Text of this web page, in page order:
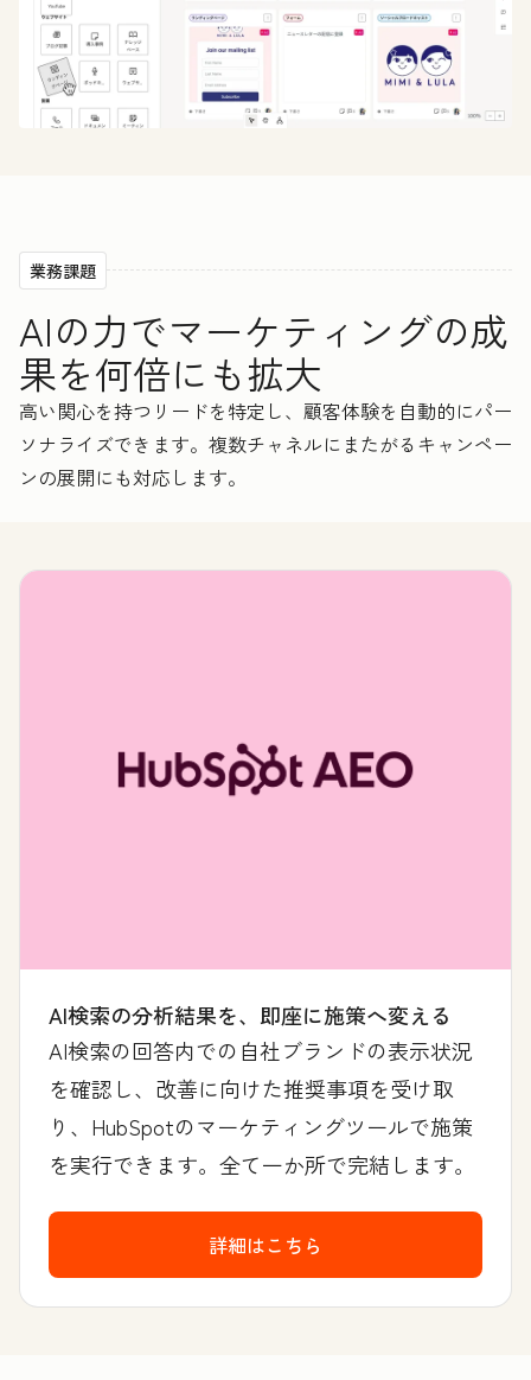
業務課題
AIの力でマーケティングの成
果を何倍にも拡大
高い関心を持つリードを特定し、顧客体験を自動的にパー
ソナライズできます。複数チャネルにまたがるキャンペー
ンの展開にも対応します。
AI検索の分析結果を、即座に施策へ変える
AI検索の回答内での自社ブランドの表示状況
を確認し、改善に向けた推奨事項を受け取
り、HubSpotのマーケティングツールで施策
を実行できます。全て一か所で完結します。
詳細はこちら